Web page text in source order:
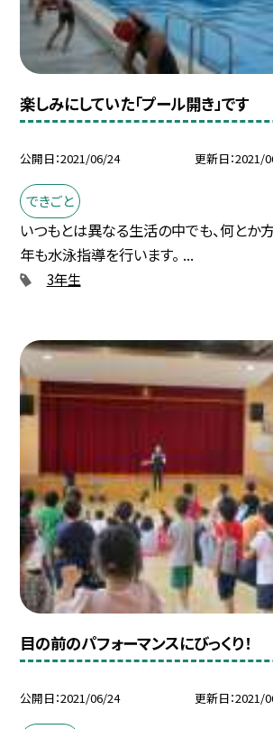
楽しみにしていた「プール開き」です
公開日 2021/06/24 更新日 2021/
できごと
いつもとは異なる生活の中でも、何とか
年も水泳指導を行います。 ...
3年生
目の前のパフォーマンスにびっくり！
公開日 2021/06/24 更新日 2021/